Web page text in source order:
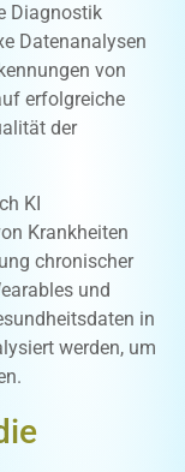
Diagnostik
Datenanalysen
von
erfolgreiche
der
KI
Krankheiten
chronischer
und
in
werden, um